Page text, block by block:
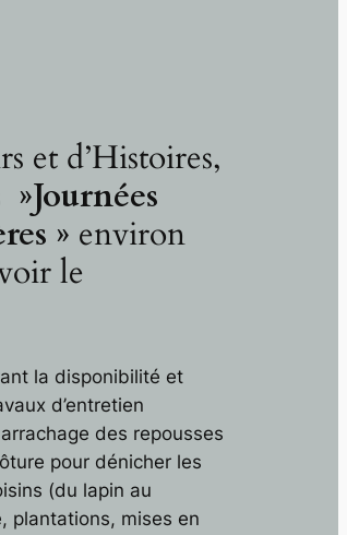
et d’Histoires,
»Journées
» environ
le
la disponibilité et
d’entretien
des repousses
pour dénicher les
(du lapin au
plantations, mises en